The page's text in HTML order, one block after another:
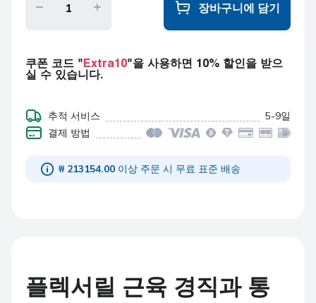
플렉세릴 (Flexeril)
15mg 120 정s
장바구니에 담기
쿠폰 코드 " Extra10"을 사용하면 10% 할인을 받으
실 수 있습니다.
추적 서비스
5-9일
결제 방법
₩ 213154.00 이상 주문 시 무료 표준 배송
플렉서릴 근육 경직과 통